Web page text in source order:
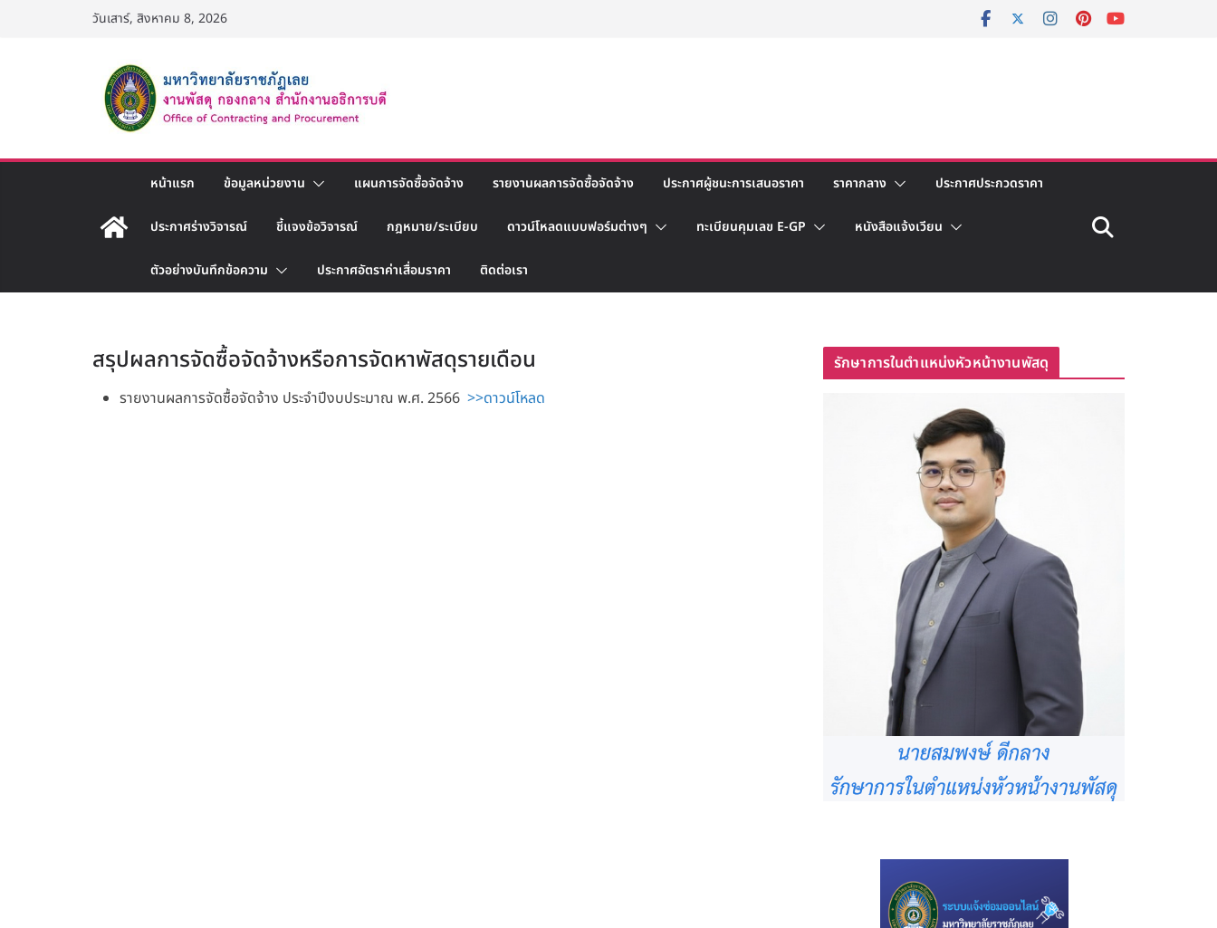
วันเสาร์, สิงหาคม 8, 2026
หน้าแรก ข้อมูลหน่วยงาน แผนการจัดซื้อจัดจ้าง รายงานผลการจัดซื้อจัดจ้าง ประกาศผู้ชนะการเสนอราคา ราคากลาง ประกาศประกวดราคา
ประกาศร่างวิจารณ์ ชี้แจงข้อวิจารณ์ กฎหมาย/ระเบียบ ดาวน์โหลดแบบฟอร์มต่างๆ ทะเบียนคุมเลข E-GP หนังสือแจ้งเวียน
ตัวอย่างบันทึกข้อความ ประกาศอัตราค่าเสื่อมราคา ติดต่อเรา
สรุปผลการจัดซื้อจัดจ้างหรือการจัดหาพัสดุรายเดือน
รายงานผลการจัดซื้อจัดจ้าง ประจำปีงบประมาณ พ.ศ. 2566 >>ดาวน์โหลด
รักษาการในตำแหน่งหัวหน้างานพัสดุ